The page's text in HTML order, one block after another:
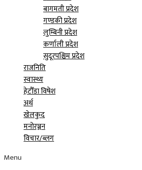
बागमती प्रदेश
गण्डकी प्रदेश
लुम्बिनी प्रदेश
कर्णाली प्रदेश
सुदूरपश्चिम प्रदेश
राजनिति
स्वास्थ्य
हेटौँडा विषेश
अर्थ
खेलकुद
मनोरञ्जन
विचार/ब्लग
Menu